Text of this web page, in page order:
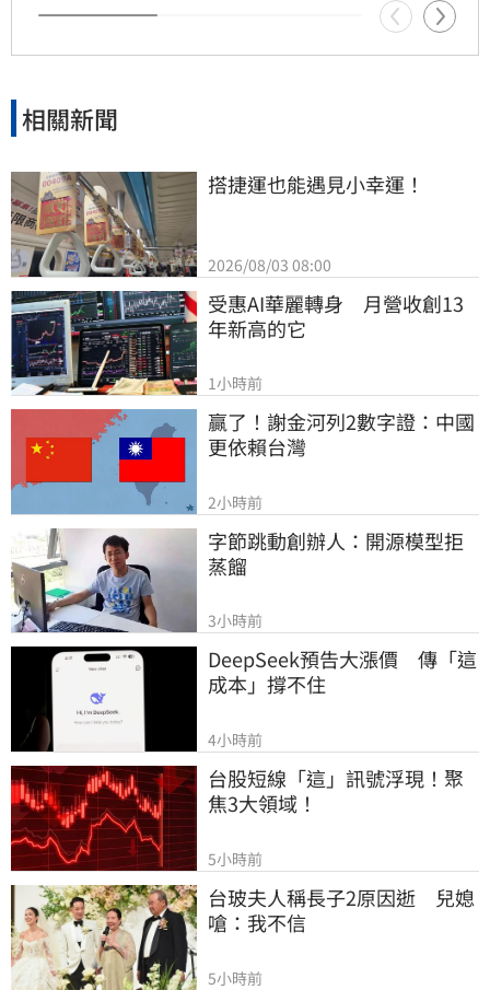
相關新聞
搭捷運也能遇見小幸運！
2026/08/03 08:00
受惠AI華麗轉身　月營收創13
年新高的它
1小時前
贏了！謝金河列2數字證：中國
更依賴台灣
2小時前
字節跳動創辦人：開源模型拒
蒸餾
3小時前
DeepSeek預告大漲價　傳「這
成本」撐不住
4小時前
台股短線「這」訊號浮現！聚
焦3大領域！
5小時前
台玻夫人稱長子2原因逝　兒媳
嗆：我不信
5小時前